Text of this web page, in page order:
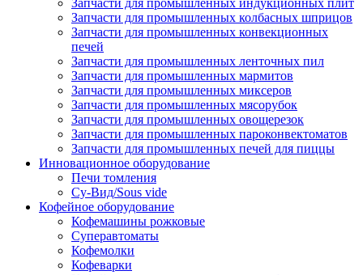
Запчасти для промышленных индукционных плит
Запчасти для промышленных колбасных шприцов
Запчасти для промышленных конвекционных
печей
Запчасти для промышленных ленточных пил
Запчасти для промышленных мармитов
Запчасти для промышленных миксеров
Запчасти для промышленных мясорубок
Запчасти для промышленных овощерезок
Запчасти для промышленных пароконвектоматов
Запчасти для промышленных печей для пиццы
Инновационное оборудование
Печи томления
Су-Вид/Sous vide
Кофейное оборудование
Кофемашины рожковые
Суперавтоматы
Кофемолки
Кофеварки